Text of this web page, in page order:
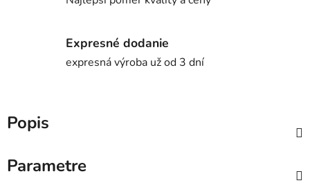
Expresné dodanie
expresná výroba už od 3 dní
Popis
Parametre